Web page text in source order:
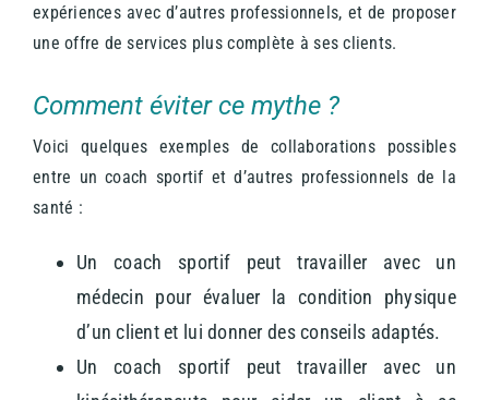
expériences avec d’autres professionnels, et de proposer
une offre de services plus complète à ses clients.
Comment éviter ce mythe ?
Voici quelques exemples de collaborations possibles
entre un coach sportif et d’autres professionnels de la
santé :
Un coach sportif peut travailler avec un
médecin pour évaluer la condition physique
d’un client et lui donner des conseils adaptés.
Un coach sportif peut travailler avec un